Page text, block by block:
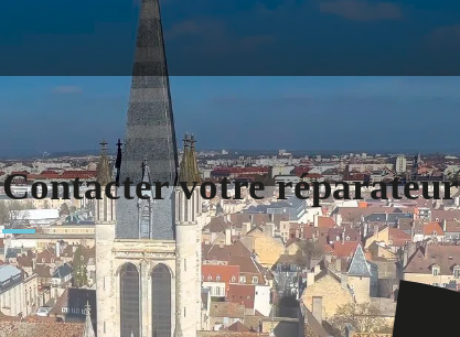
Contacter votre réparateur